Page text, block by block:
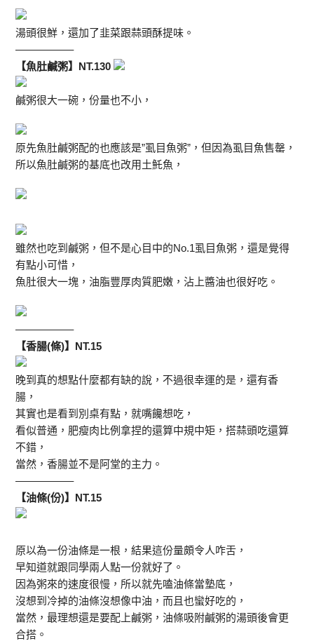
湯頭很鮮，還加了韭菜跟蒜頭酥提味。
—————–
【魚肚鹹粥】NT.130
鹹粥很大一碗，份量也不小，
原先魚肚鹹粥配的也應該是”虱目魚粥”，但因為虱目魚售罄，
所以魚肚鹹粥的基底也改用土魠魚，
雖然也吃到鹹粥，但不是心目中的No.1虱目魚粥，還是覺得
有點小可惜，
魚肚很大一塊，油脂豐厚肉質肥嫩，沾上醬油也很好吃。
—————–
【香腸(條)】NT.15
晚到真的想點什麼都有缺的說，不過很幸運的是，還有香
腸，
其實也是看到別桌有點，就嘴饞想吃，
看似普通，肥瘦肉比例拿捏的還算中規中矩，搭蒜頭吃還算
不錯，
當然，香腸並不是阿堂的主力。
—————–
【油條(份)】NT.15
原以為一份油條是一根，結果這份量頗令人咋舌，
早知道就跟同學兩人點一份就好了。
因為粥來的速度很慢，所以就先嗑油條當墊底，
沒想到冷掉的油條沒想像中油，而且也蠻好吃的，
當然，最理想還是要配上鹹粥，油條吸附鹹粥的湯頭後會更
合搭。